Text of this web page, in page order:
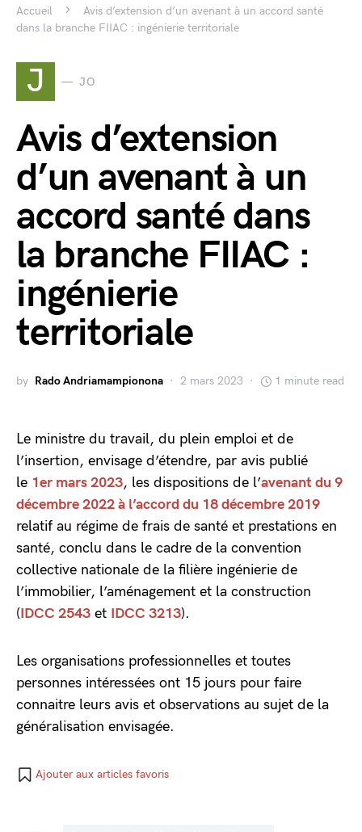
Accueil
Avis d’extension d’un avenant à un accord santé
dans la branche FIIAC : ingénierie territoriale
J JO
Avis d’extension
d’un avenant à un
accord santé dans
la branche FIIAC :
ingénierie
territoriale
by Rado Andriamampionona 2 mars 2023 1 minute read
Le ministre du travail, du plein emploi et de
l’insertion, envisage d’étendre, par avis publié
le 1er mars 2023, les dispositions de l’avenant du 9
décembre 2022 à l’accord du 18 décembre 2019
relatif au régime de frais de santé et prestations en
santé, conclu dans le cadre de la convention
collective nationale de la filière ingénierie de
l’immobilier, l’aménagement et la construction
(IDCC 2543 et IDCC 3213).
Les organisations professionnelles et toutes
personnes intéressées ont 15 jours pour faire
connaitre leurs avis et observations au sujet de la
généralisation envisagée.
Ajouter aux articles favoris